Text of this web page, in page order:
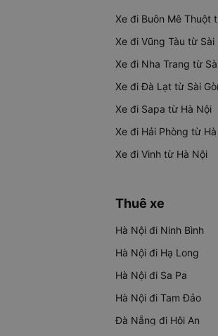
Xe đi Buôn Mê Thuột
Xe đi Vũng Tàu từ Sài
Xe đi Nha Trang từ
Xe đi Đà Lạt từ Sài
Xe đi Sapa từ Hà Nội
Xe đi Hải Phòng từ
Xe đi Vinh từ Hà Nội
Thuê xe
Hà Nội đi Ninh Bình
Hà Nội đi Hạ Long
Hà Nội đi Sa Pa
Hà Nội đi Tam Đảo
Đà Nẵng đi Hội An